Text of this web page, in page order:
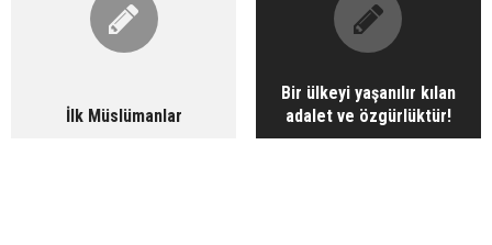
İlk Müslümanlar
Bir ülkeyi yaşanılır kılan
adalet ve özgürlüktür!